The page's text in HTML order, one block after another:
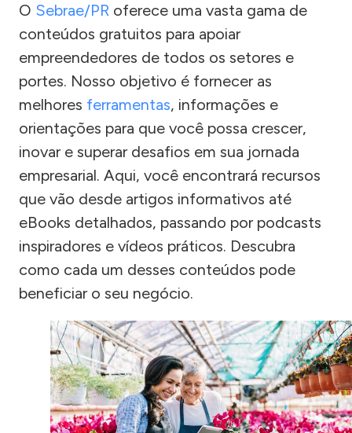
O Sebrae/PR oferece uma vasta gama de
conteúdos gratuitos para apoiar
empreendedores de todos os setores e
portes. Nosso objetivo é fornecer as
melhores ferramentas, informações e
orientações para que você possa crescer,
inovar e superar desafios em sua jornada
empresarial. Aqui, você encontrará recursos
que vão desde artigos informativos até
eBooks detalhados, passando por podcasts
inspiradores e vídeos práticos. Descubra
como cada um desses conteúdos pode
beneficiar o seu negócio.